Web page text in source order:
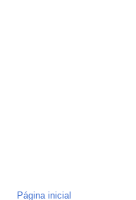
Página inicial